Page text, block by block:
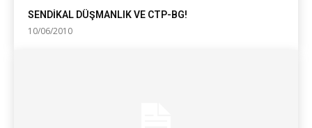
SENDİKAL DÜŞMANLIK VE CTP-BG!
10/06/2010